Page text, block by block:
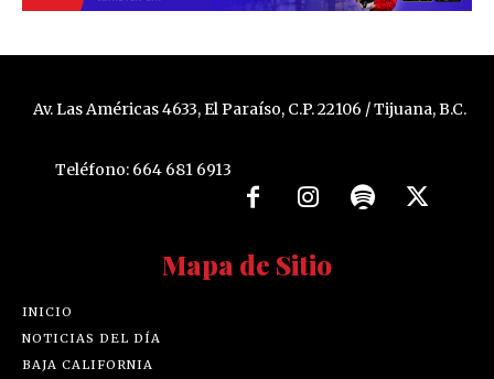
Av. Las Américas 4633, El Paraíso, C.P. 22106 / Tijuana, B.C.
Teléfono: 664 681 6913
Mapa de Sitio
INICIO
NOTICIAS DEL DÍA
BAJA CALIFORNIA